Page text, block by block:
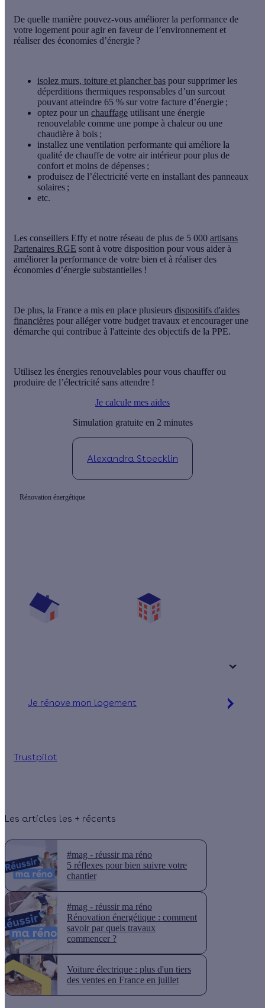
De quelle manière pouvez-vous améliorer la performance de
votre logement pour agir en faveur de l’environnement et
réaliser des économies d’énergie ?
isolez murs, toiture et plancher bas pour supprimer les
déperditions thermiques responsables d’un surcout
pouvant atteindre 65 % sur votre facture d’énergie ;
optez pour un chauffage utilisant une énergie
renouvelable comme une pompe à chaleur ou une
chaudière à bois ;
installez une ventilation performante qui améliore la
qualité de chauffe de votre air intérieur pour plus de
confort et moins de dépenses ;
produisez de l’électricité verte en installant des panneaux
solaires ;
etc.
Les conseillers Effy et notre réseau de plus de 5 000 artisans
Partenaires RGE sont à votre disposition pour vous aider à
améliorer la performance de votre bien et à réaliser des
économies d’énergie substantielles !
De plus, la France a mis en place plusieurs dispositifs d'aides
financières pour alléger votre budget travaux et encourager une
démarche qui contribue à l'atteinte des objectifs de la PPE.
Utilisez les énergies renouvelables pour vous chauffer ou
produire de l’électricité sans attendre !
Je calcule mes aides
Simulation gratuite en 2 minutes
Alexandra Stoecklin
Rénovation énergétique
Je rénove mon logement
Trustpilot
Les articles les + récents
#mag - réussir ma réno
5 réflexes pour bien suivre votre
chantier
#mag - réussir ma réno
Rénovation énergétique : comment
savoir par quels travaux
commencer ?
Voiture électrique : plus d'un tiers
des ventes en France en juillet